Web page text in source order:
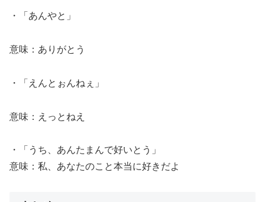
・「あんやと」
意味：ありがとう
・「えんとぉんねぇ」
意味：えっとねえ
・「うち、あんたまんで好いとう」
意味：私、あなたのこと本当に好きだよ